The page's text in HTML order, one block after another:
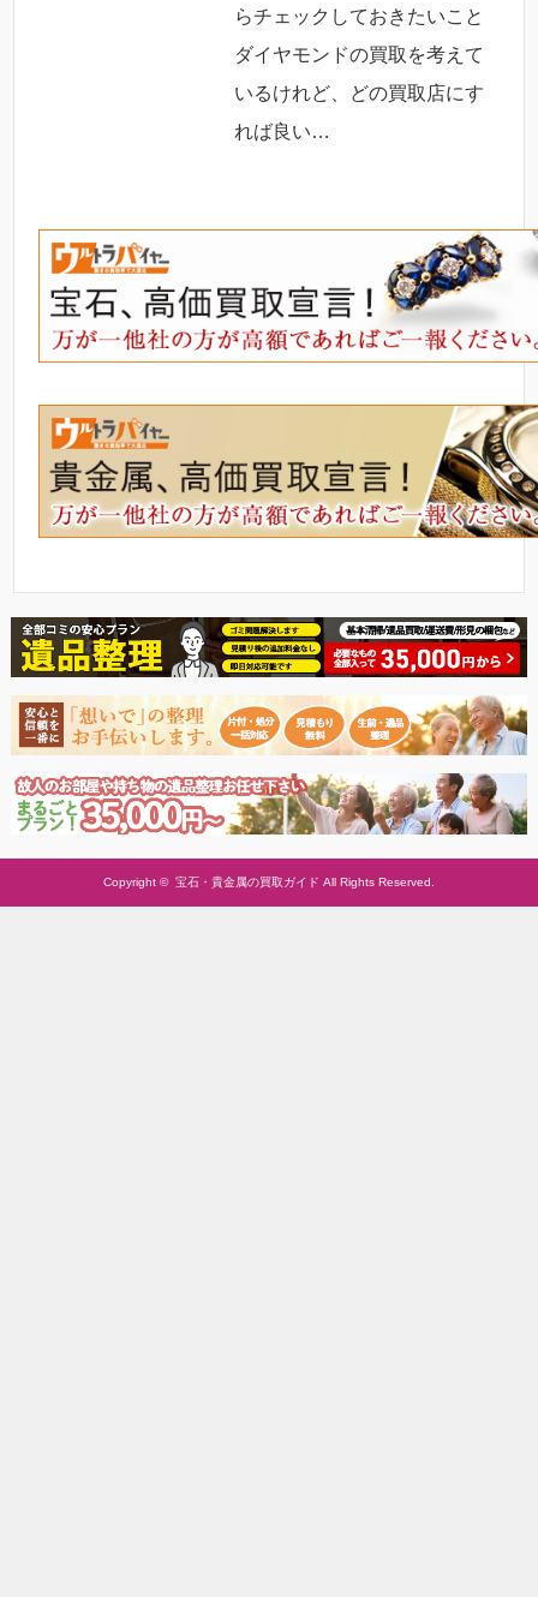
らチェックしておきたいこと
ダイヤモンドの買取を考えて
いるけれど、どの買取店にす
れば良い…
Copyright © 宝石・貴金属の買取ガイド All Rights Reserved.